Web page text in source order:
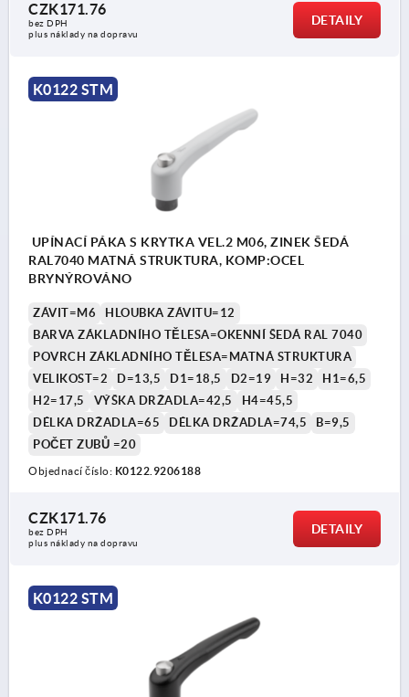
CZK171.76
bez DPH
plus náklady na dopravu
DETAILY
K0122 STM
UPÍNACÍ PÁKA S KRYTKA VEL.2 M06, ZINEK ŠEDÁ
RAL7040 MATNÁ STRUKTURA, KOMP:OCEL
BRYNÝROVÁNO
ZÁVIT=M6
HLOUBKA ZÁVITU=12
BARVA ZÁKLADNÍHO TĚLESA=OKENNÍ ŠEDÁ RAL 7040
POVRCH ZÁKLADNÍHO TĚLESA=MATNÁ STRUKTURA
VELIKOST=2
D=13,5 D1=18,5 D2=19 H=32
H1=6,5
H2=17,5
VÝŠKA DRŽADLA=42,5
H4=45,5
DÉLKA DRŽADLA=65
DÉLKA DRŽADLA=74,5
B=9,5
POČET ZUBŮ =20
Objednací číslo: K0122.9206188
CZK171.76
bez DPH
plus náklady na dopravu
DETAILY
K0122 STM